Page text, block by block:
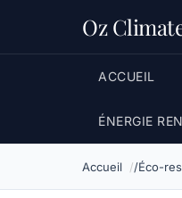
Oz
ACCUEIL
ÉNERGIE
Accueil Éco-